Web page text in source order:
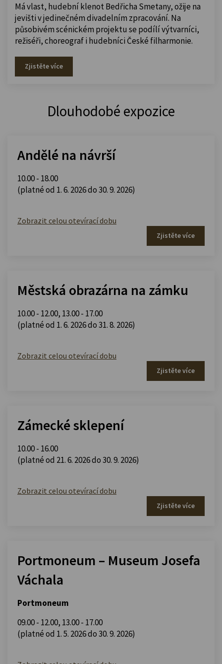
Má vlast, hudební klenot Bedřicha Smetany, ožije na
jevišti v jedinečném divadelním zpracování. Na
působivém scénickém projektu se podílí výtvarníci,
režiséři, choreograf i hudebníci České filharmonie.
Zjistěte více
Dlouhodobé expozice
Andělé na návrší
10.00 - 18.00
(platné od 1. 6. 2026 do 30. 9. 2026)
Zobrazit celou otevírací dobu
Zjistěte více
Městská obrazárna na zámku
10.00 - 12.00, 13.00 - 17.00
(platné od 1. 6. 2026 do 31. 8. 2026)
Zobrazit celou otevírací dobu
Zjistěte více
Zámecké sklepení
10.00 - 16.00
(platné od 21. 6. 2026 do 30. 9. 2026)
Zobrazit celou otevírací dobu
Zjistěte více
Portmoneum – Museum Josefa
Váchala
Portmoneum
09.00 - 12.00, 13.00 - 17.00
(platné od 1. 5. 2026 do 30. 9. 2026)